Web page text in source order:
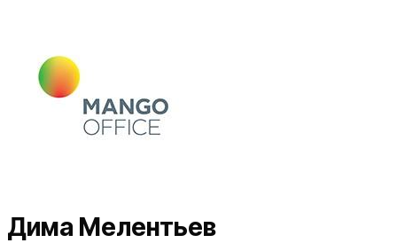
Дима Мелентьев